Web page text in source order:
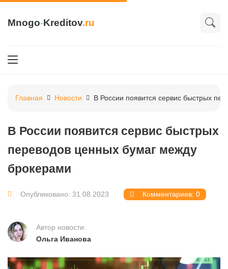
Mnogo-Kreditov.ru
Главная Новости В России появится сервис быстрых
В России появится сервис быстрых
переводов ценных бумаг между
брокерами
Опубликовано: 31.08.2023 Комментариев: 0
Автор новости:
Ольга Иванова